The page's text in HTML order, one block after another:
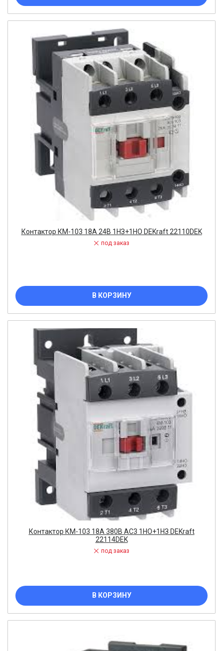
Контактор КМ-103 18А 24В 1НЗ+1НО DEKraft 22110DEK
под заказ
В КОРЗИНУ
Контактор КМ-103 18А 380В АС3 1НО+1НЗ DEKraft
22114DEK
под заказ
В КОРЗИНУ